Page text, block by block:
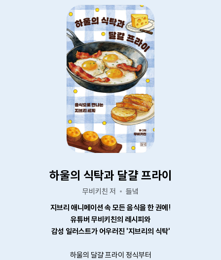
하울의 식탁과 달걀 프라이
무비키친 저
들녘
지브리 애니메이션 속 모든 음식을 한 권에!
유튜버 무비키친의 레시피와
감성 일러스트가 어우러진 '지브리의 식탁'
하울의 달걀 프라이 정식부터